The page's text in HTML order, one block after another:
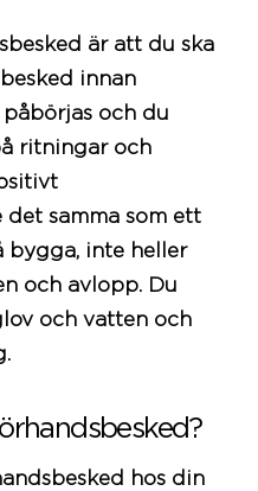
är att du ska
innan
och du
ritningaroch
samma som ett
bygga, inte heller
och avlopp. Du
och vatten och
hos din